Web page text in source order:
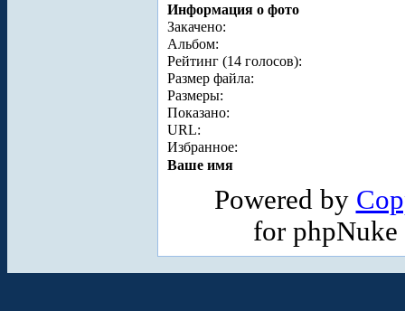
Информация о фото
Закачено:
Альбом:
Рейтинг (14 голосов):
Размер файла:
Размеры:
Показано:
URL:
Избранное:
Ваше имя
Powered by
for